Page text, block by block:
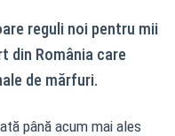
reguli noi pentru mii
din România care
de mărfuri.
până acum mai ales